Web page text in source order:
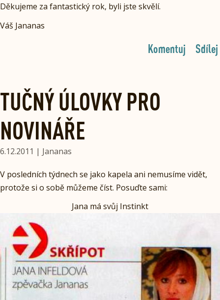
Děkujeme za fantastický rok, byli jste skvělí.
Váš Jananas
Sdílej
Komentuj
TUČNÝ ÚLOVKY PRO
NOVINÁŘE
6.12.2011 | Jananas
V posledních týdnech se jako kapela ani nemusíme vidět,
protože si o sobě můžeme číst. Posuďte sami:
Jana má svůj Instinkt